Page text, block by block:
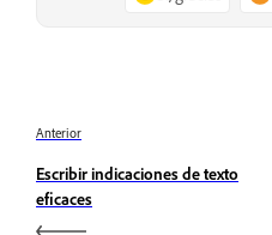
Anterior
Escribir indicaciones de texto
eficaces